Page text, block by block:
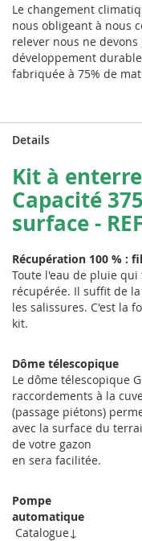
Le changement
nous obligeant à nous
relever nous ne
développement
fabriquée à 75% de
Details
Kit à
Capacité
surface -
Récupération 100 % :
Toute l'eau de pluie
récupérée. Il suffit de
les salissures. C'est la
kit.
Dôme télescopique
Le dôme télescopique
raccordements à la
(passage piétons)
avec la surface du
de votre gazon
en sera facilitée.
Pompe
Catalogue↓